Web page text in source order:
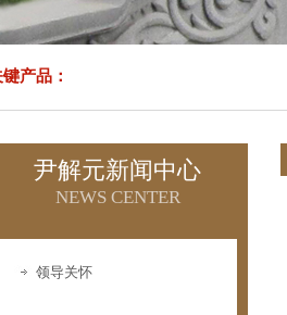
键产品：
尹解元新闻中心
NEWS CENTER
领导关怀